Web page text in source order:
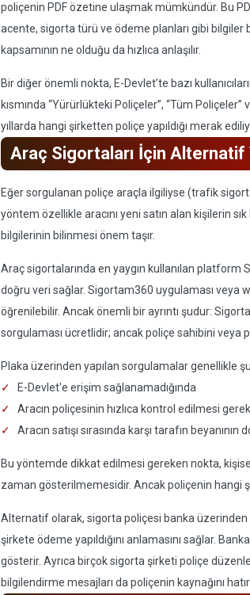
poliçenin PDF özetine ulaşmak mümkündür. Bu
acente, sigorta türü ve ödeme planları gibi bilgiler
kapsamının ne olduğu da hızlıca anlaşılır.
Bir diğer önemli nokta, E-Devlet’te bazı
kısmında “Yürürlükteki Poliçeler”, “Tüm
yıllarda hangi şirketten poliçe yapıldığı merak
Araç Sigortaları İçin
Eğer sorgulanan poliçe araçla ilgiliyse (trafik
yöntem özellikle aracını yeni satın alan kişilerin
bilgilerinin bilinmesi önem taşır.
Araç sigortalarında en yaygın kullanılan platform
doğru veri sağlar. Sigortam360 uygulaması veya
öğrenilebilir. Ancak önemli bir ayrıntı şudur:
sorgulaması ücretlidir; ancak poliçe sahibini
Plaka üzerinden yapılan sorgulamalar genellikle
E-Devlet'e erişim sağlanamadığında
Aracın poliçesinin hızlıca kontrol edilmesi
Aracın satışı sırasında karşı tarafın
Bu yöntemde dikkat edilmesi gereken nokta,
zaman gösterilmemesidir. Ancak poliçenin hangi
Alternatif olarak, sigorta poliçesi banka üzerinden
şirkete ödeme yapıldığını anlamasını sağlar.
gösterir. Ayrıca birçok sigorta şirketi poliçe
bilgilendirme mesajları da poliçenin kaynağını